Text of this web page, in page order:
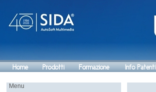
Home Prodotti Formazione Info Patenti
Menu